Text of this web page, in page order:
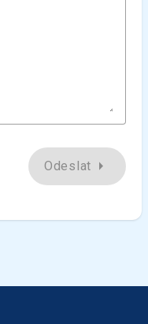
Odeslat arrow_right